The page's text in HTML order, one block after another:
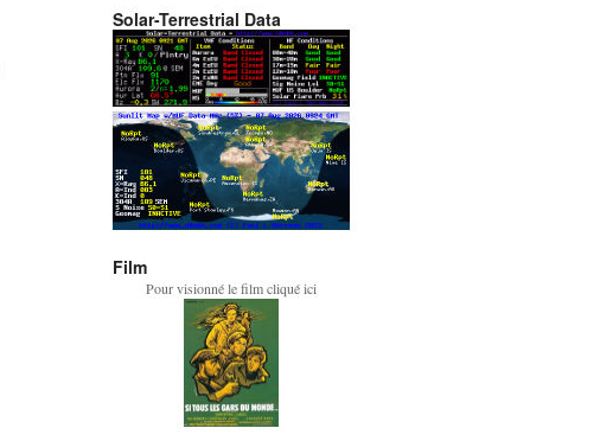
Solar-Terrestrial Data
Film
Pour visionné le film cliqué ici